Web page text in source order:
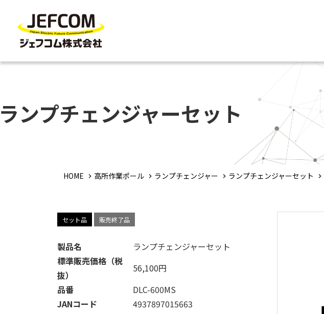
ンプチェンジャーセット
HOME 高所作業ポール ランプチェンジャー ランプチェンジャーセット
セット品 販売終了品
製品名
ランプチェンジャーセット
標準販売価格（税
抜）
56,100円
品番
DLC-600MS
JANコード
4937897015663